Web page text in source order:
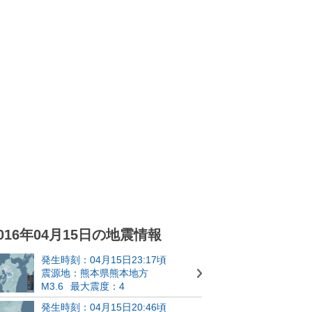
年04月15日の地震情報
発生時刻：04月15日23:17頃
震源地：熊本県熊本地方
M3.6
最大震度：4
発生時刻：04月15日20:46頃